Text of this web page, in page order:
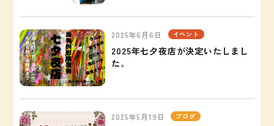
2025年6月6日 イベント
2025年七夕夜店が決定いたしまし
た。
2025年5月19日 ブログ